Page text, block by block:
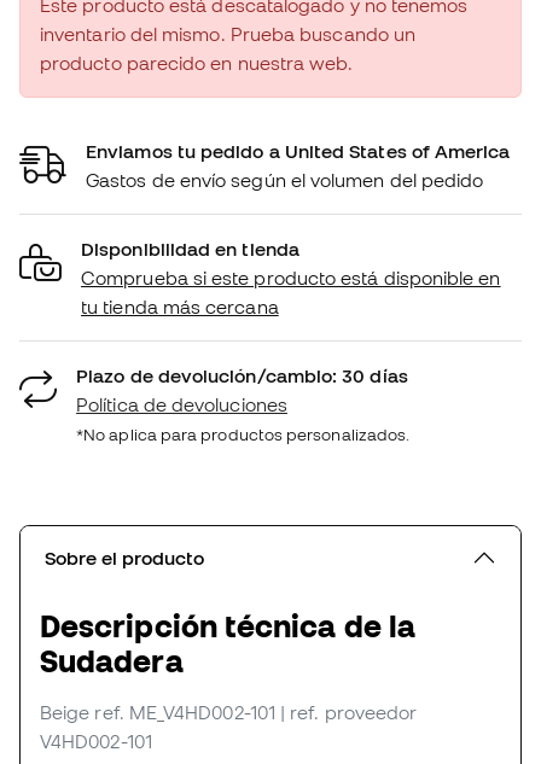
Este producto está descatalogado y no tenemos
inventario del mismo. Prueba buscando un
producto parecido en nuestra web.
Enviamos tu pedido a United States of America
Gastos de envío según el volumen del pedido
Disponibilidad en tienda
Comprueba si este producto está disponible en
tu tienda más cercana
Plazo de devolución/cambio: 30 días
Política de devoluciones
*No aplica para productos personalizados.
Sobre el producto
Descripción técnica de la
Sudadera
Beige ref. ME_V4HD002-101 | ref. proveedor
V4HD002-101